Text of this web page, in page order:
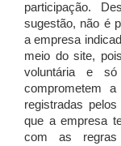
participação.
sugestão, não é
a empresa
meio do site,
voluntária e
comprometem
registradas
que a empresa
com as